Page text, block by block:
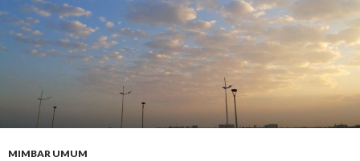
MIMBAR UMUM